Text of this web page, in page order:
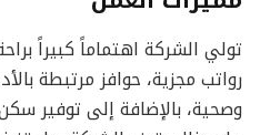
تولي الشركة اهتماماً كبيراً
رواتب مجزية، حوافز مرتبطة
وصحية، بالإضافة إلى توفير